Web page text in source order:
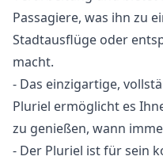
Passagiere, was ihn zu
Stadtausflüge oder
macht.
- Das einzigartige,
Pluriel ermöglicht es
zu genießen, wann
- Der Pluriel ist für sein